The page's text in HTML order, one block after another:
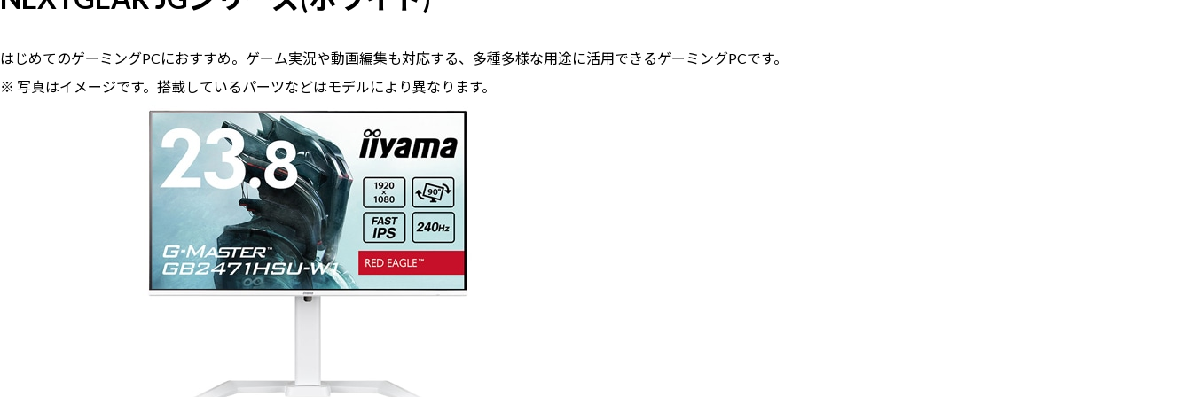
はじめてのゲーミングPCにおすすめ。ゲーム実況や動画編集も対応する、多種多様な用途に活用できるゲーミングPCです。
※ 写真はイメージです。搭載しているパーツなどはモデルにより異なります。